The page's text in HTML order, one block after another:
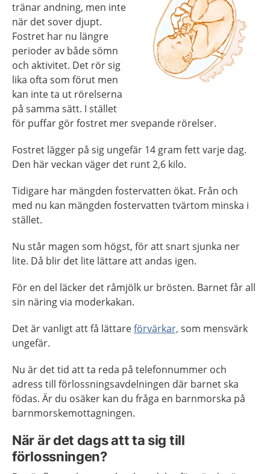
tränar andning, men inte
när det sover djupt.
Fostret har nu längre
perioder av både sömn
och aktivitet. Det rör sig
lika ofta som förut men
kan inte ta ut rörelserna
på samma sätt. I stället
för puffar gör fostret mer svepande rörelser.
Fostret lägger på sig ungefär 14 gram fett varje dag.
Den här veckan väger det runt 2,6 kilo.
Tidigare har mängden fostervatten ökat. Från och
med nu kan mängden fostervatten tvärtom minska i
stället.
Nu står magen som högst, för att snart sjunka ner
lite. Då blir det lite lättare att andas igen.
För en del läcker det råmjölk ur brösten. Barnet får all
sin näring via moderkakan.
Det är vanligt att få lättareförvärkar, som mensvärk
ungefär.
Nu är det tid att ta reda på telefonnummer och
adress till förlossningsavdelningen där barnet ska
födas. Är du osäker kan du fråga en barnmorska på
barnmorskemottagningen.
När är det dags att ta sig till
förlossningen?